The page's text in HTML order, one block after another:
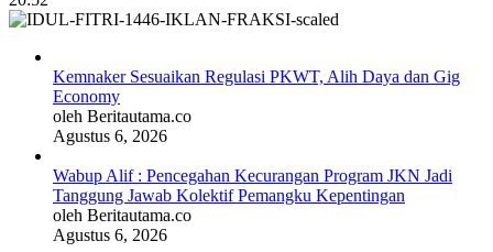
Kemnaker Sesuaikan Regulasi PKWT, Alih Daya dan Gig
Economy
oleh Beritautama.co
Agustus 6, 2026
Wabup Alif : Pencegahan Kecurangan Program JKN Jadi
Tanggung Jawab Kolektif Pemangku Kepentingan
oleh Beritautama.co
Agustus 6, 2026